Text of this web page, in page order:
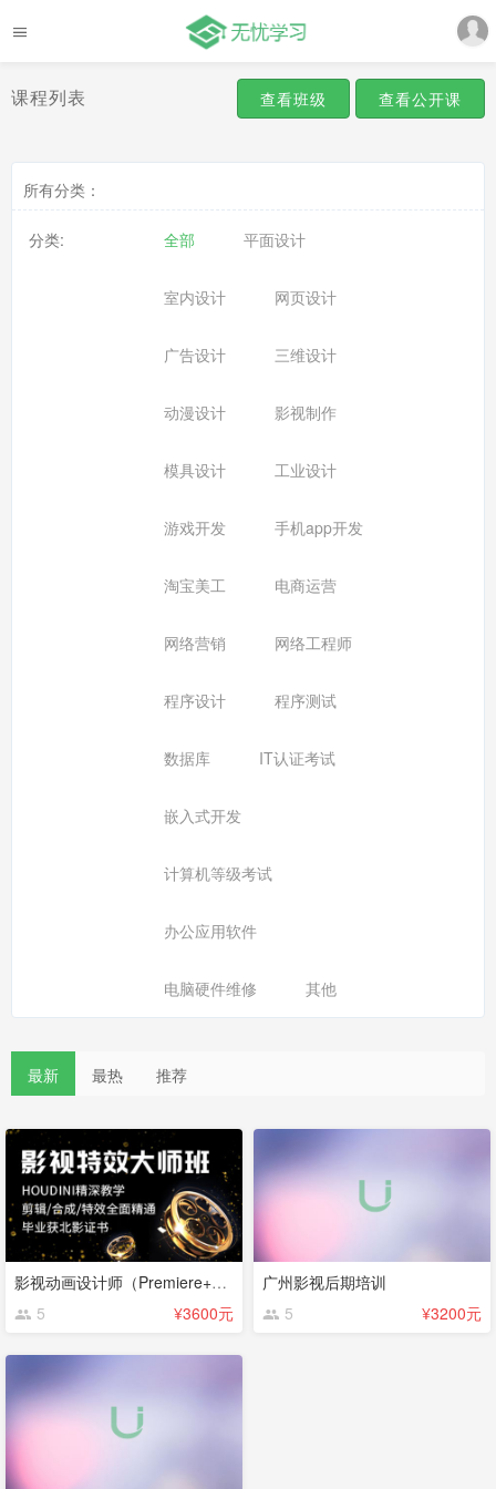
课程列表 查看班级 查看公开课
所有分类：
分类: 全部 平面设计
室内设计 网页设计
广告设计 三维设计
动漫设计 影视制作
模具设计 工业设计
游戏开发 手机app开发
淘宝美工 电商运营
网络营销 网络工程师
程序设计 程序测试
数据库 IT认证考试
嵌入式开发
计算机等级考试
办公应用软件
电脑硬件维修 其他
最新 最热 推荐
影视动画设计师（Premiere+AfterEffects+3ds max）
5
¥3600元
广州影视后期培训
5
¥3200元